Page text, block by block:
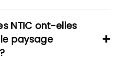
NTIC ont-elles
paysage